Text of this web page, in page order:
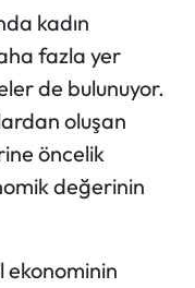
kadın
fazla yer
de bulunuyor.
oluşan
öncelik
değerinin
ekonominin